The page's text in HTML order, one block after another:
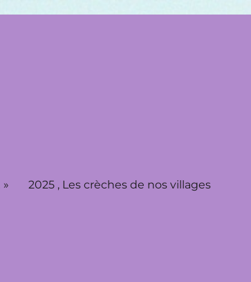
2025 , Les crèches de nos villages